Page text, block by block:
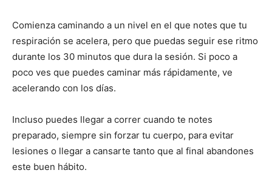
Comienza caminando a un nivel en el que notes que tu
respiración se acelera, pero que puedas seguir ese ritmo
durante los 30 minutos que dura la sesión. Si poco a
poco ves que puedes caminar más rápidamente, ve
acelerando con los días.
Incluso puedes llegar a correr cuando te notes
preparado, siempre sin forzar tu cuerpo, para evitar
lesiones o llegar a cansarte tanto que al final abandones
este buen hábito.